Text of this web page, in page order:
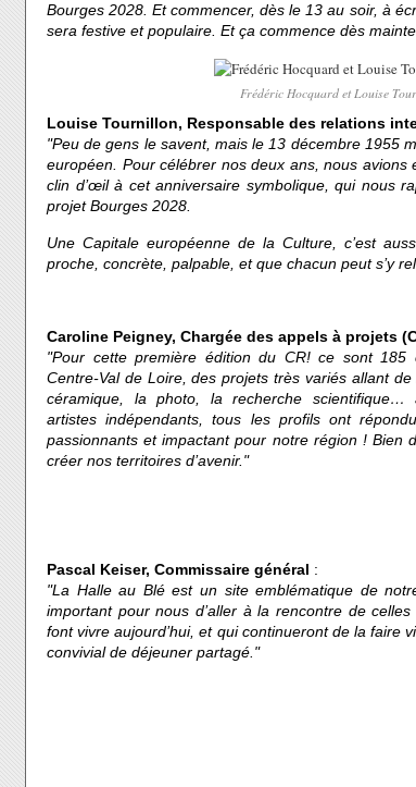
Bourges 2028. Et commencer, dès le 13 au soir, à
sera festive et populaire. Et ça commence dès
Frédéric Hocquard et Louise
Louise Tournillon, Responsable des relations
"Peu de gens le savent, mais le 13 décembre 1955
européen. Pour célébrer nos deux ans, nous
clin d’œil à cet anniversaire symbolique, qui nous
projet Bourges 2028.
Une Capitale européenne de la Culture, c’est
proche, concrète, palpable, et que chacun peut s’y
Caroline Peigney, Chargée des appels à projets
"Pour cette première édition du CR! ce sont 185
Centre-Val de Loire, des projets très variés allant
céramique, la photo, la recherche scientifique…
artistes indépendants, tous les profils ont
passionnants et impactant pour notre région ! Bien
créer nos territoires d’avenir."
Pascal Keiser, Commissaire général :
"La Halle au Blé est un site emblématique de
important pour nous d’aller à la rencontre de
font vivre aujourd’hui, et qui continueront de la faire
convivial de déjeuner partagé."